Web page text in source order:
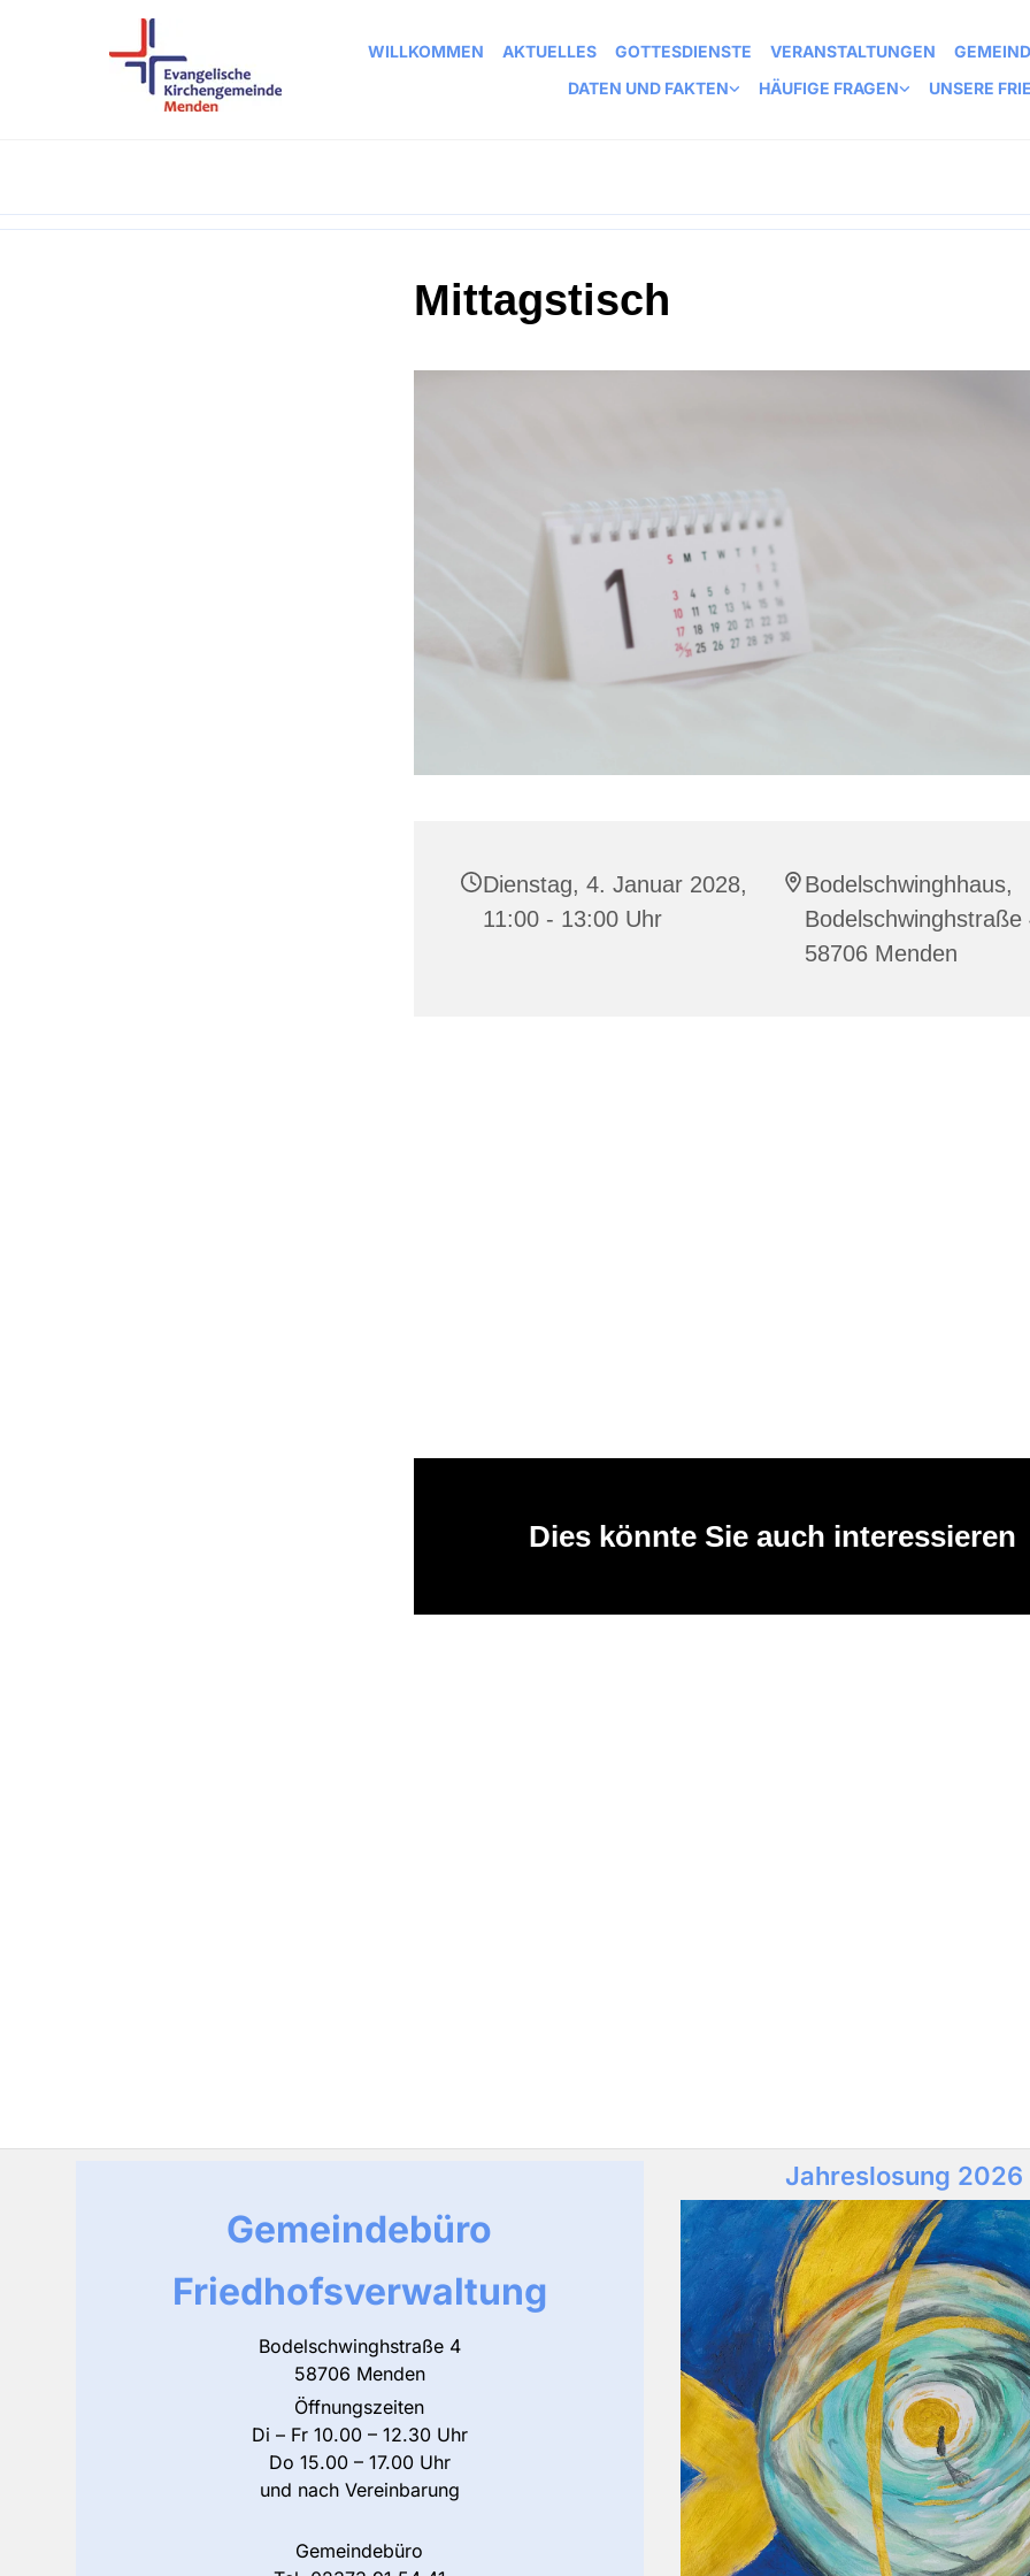
WILLKOMMEN AKTUELLES GOTTESDIENSTE VERANSTALTUNGEN
DATEN UND FAKTEN
HÄUFIGE FRAGEN UNSERE
Mittagstisch
Dienstag, 4. Januar 2028,
11:00 - 13:00 Uhr
Bodelschwinghhaus,
Bodelschwinghstraße
58706 Menden
Dies könnte Sie auch interessieren
Gemeindebüro
Friedhofsverwaltung
Bodelschwinghstraße 4
58706 Menden
Öffnungszeiten
Di – Fr 10.00 – 12.30 Uhr
Do 15.00 – 17.00 Uhr
und nach Vereinbarung
Gemeindebüro
Jahreslosung 2026